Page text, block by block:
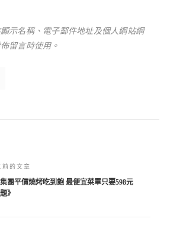
示名稱、電子郵件地址及個人網站網
留言時使用。
前的文章
團平價燒烤吃到飽 最便宜菜單只要598元
》